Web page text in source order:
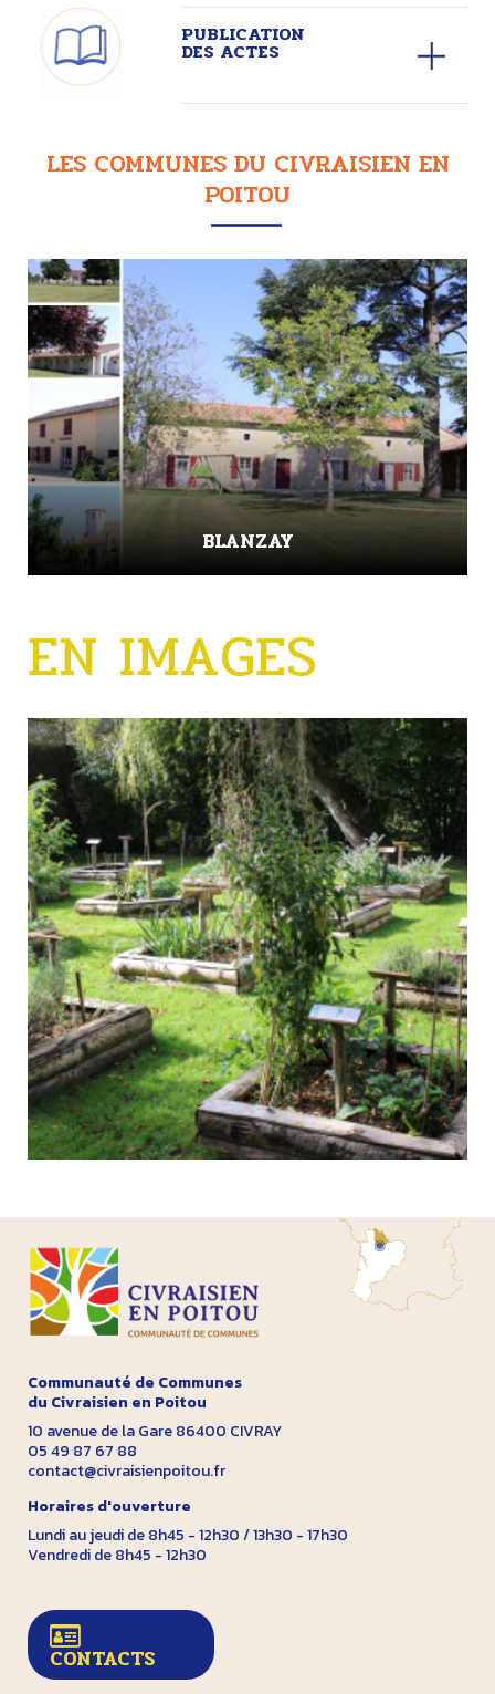
PUBLICATION
DES ACTES
LES COMMUNES DU CIVRAISIEN EN
POITOU
BLANZAY
EN IMAGES
Communauté de Communes
du Civraisien en Poitou
10 avenue de la Gare 86400 CIVRAY
05 49 87 67 88
contact@civraisienpoitou.fr
Horaires d'ouverture
Lundi au jeudi de 8h45 - 12h30 / 13h30 - 17h30
Vendredi de 8h45 - 12h30
CONTACTS